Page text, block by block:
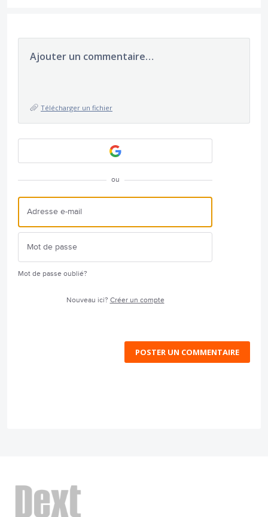
Ajouter un commentaire…
Télécharger un fichier
ou
Mot de passe oublié?
Nouveau ici? Créer un compte
POSTER UN COMMENTAIRE